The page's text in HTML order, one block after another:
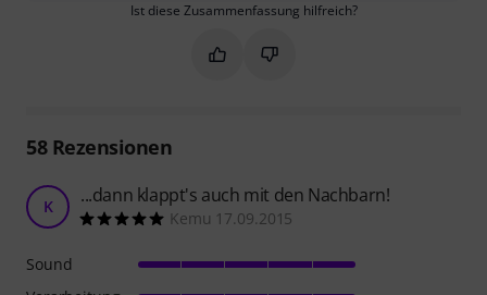
Ist diese Zusammenfassung hilfreich?
Markieren Sie diese
Markieren Sie diese
58Rezensionen
K ...dann klappt's auch mit den Nachbarn!
Kemu 17.09.2015
Sound